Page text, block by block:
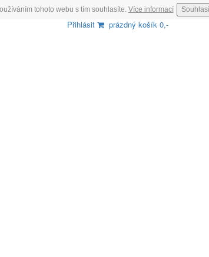
tohoto webu s tím souhlasíte. Více informací
Přihlásit prázdný košík 0,-